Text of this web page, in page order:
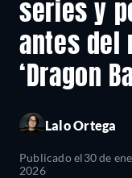
series y
antes del
‘Dragon
Lalo Ortega
Publicado el30 de
2026